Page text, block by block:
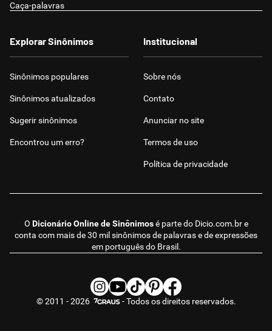
Caça-palavras
O Dicionário Online de Sinônimosé parte do Dicio.com.bre
conta com mais de 30 mil sinônimos de palavras e de expressões
em português do Brasil.
Explorar Sinônimos
Sinônimos populares
Sinônimos atualizados
Sugerir sinônimos
Encontrou um erro?
Institucional
Sobre nós
Contato
Anunciar no site
Termos de uso
Política de privacidade
© 2011 - 2026 - Todos os direitos reservados.